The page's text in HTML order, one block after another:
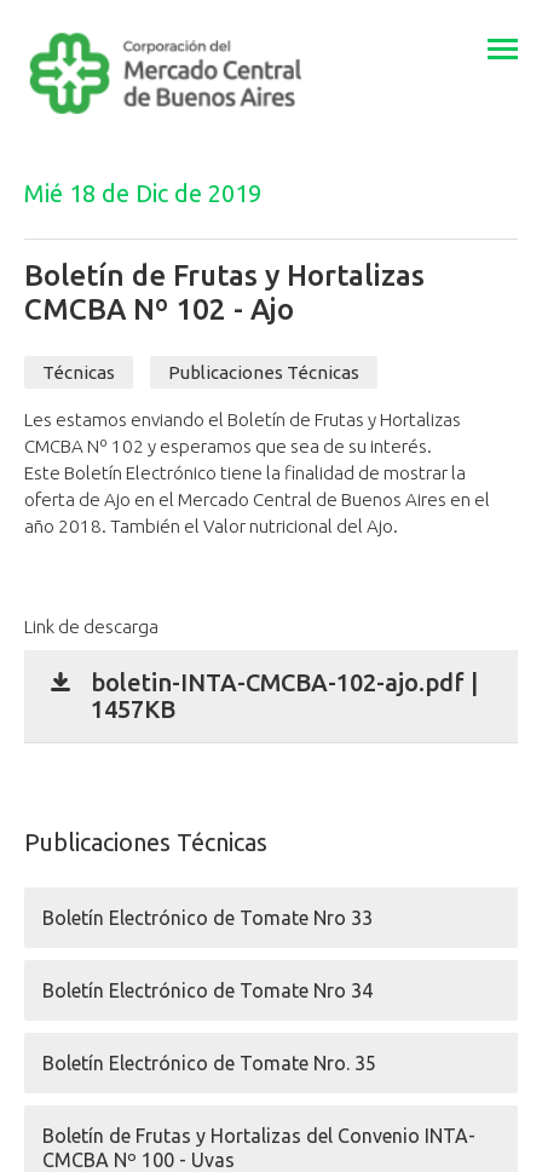
Mié 18 de Dic de 2019
Boletín de Frutas y Hortalizas
CMCBA Nº 102 - Ajo
Técnicas Publicaciones Técnicas
Les estamos enviando el Boletín de Frutas y Hortalizas
CMCBA Nº 102 y esperamos que sea de su interés.
Este Boletín Electrónico tiene la finalidad de ​mostrar ​la
oferta de Ajo en el Mercado Central de Buenos Aires en el
año 2018. También el Valor nutricional del Ajo.
Link de descarga
boletin-INTA-CMCBA-102-ajo.pdf |
1457KB
Publicaciones Técnicas
Boletín Electrónico de Tomate Nro 33
Boletín Electrónico de Tomate Nro 34
Boletín Electrónico de Tomate Nro. 35
Boletín de Frutas y Hortalizas del Convenio INTA-
CMCBA Nº 100 - Uvas